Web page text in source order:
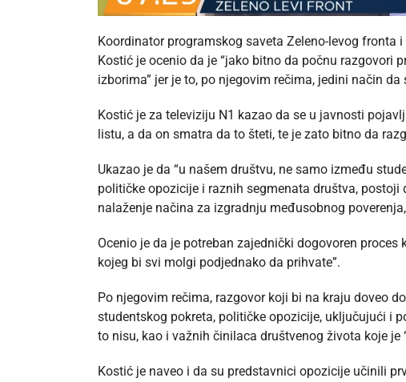
Koordinator programskog saveta Zeleno-levog
Kostić je ocenio da je “jako bitno da počnu razgovori
izborima” jer je to, po njegovim rečima, jedini način
Kostić je za televiziju N1 kazao da se u javnosti
listu, a da on smatra da to šteti, te je zato bitno da
Ukazao je da “u našem društvu, ne samo između
političke opozicije i raznih segmenata društva, postoji
nalaženje načina za izgradnju međusobnog
Ocenio je da je potreban zajednički dogovoren
kojeg bi svi molgi podjednako da prihvate”.
Po njegovim rečima, razgovor koji bi na kraju doveo
studentskog pokreta, političke opozicije, uključujući i
to nisu, kao i važnih činilaca društvenog života koje
Kostić je naveo i da su predstavnici opozicije učinili